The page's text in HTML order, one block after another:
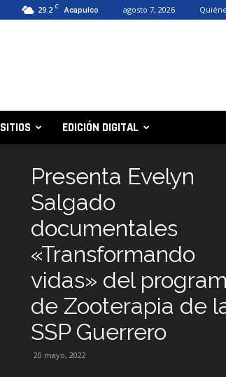
29.2 C Acapulco agosto 7, 2026
SITIOS EDICIÓN DIGITAL
Presenta Evelyn
Salgado
documentales
«Transformando
vidas» del
de Zooterapia de
SSP Guerrero
20 mayo, 2022